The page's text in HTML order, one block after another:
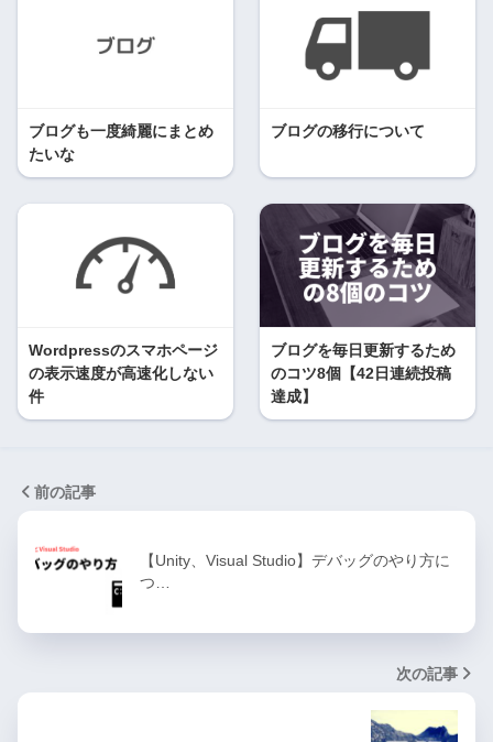
ブログも一度綺麗にまとめ
たいな
ブログの移行について
Wordpressのスマホページ
の表示速度が高速化しない
件
ブログを毎日更新するため
のコツ8個【42日連続投稿
達成】
前の記事
【Unity、Visual Studio】デバッグのやり方に
つ…
次の記事